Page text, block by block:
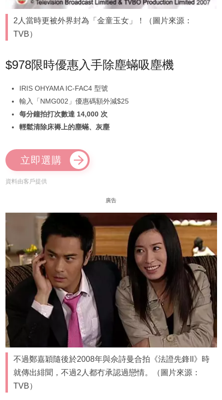
2人當時更被外界封為「金童玉女」！（圖片來源：
TVB）
$978限時優惠入手除塵蟎吸塵機
IRIS OHYAMA IC-FAC4 型號
輸入「NMG002」優惠碼額外減$25
每分鐘拍打次數達 14,000 次
輕鬆清除床褥上的塵蟎、灰塵
立即選購
資料由客戶提供
廣告
不過鄭嘉穎隨後於2008年與佘詩曼合拍《法證先鋒II》時
就傳出緋聞，不過2人都冇承認過戀情。（圖片來源：
TVB）